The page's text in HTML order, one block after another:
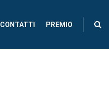
CONTATTI PREMIO